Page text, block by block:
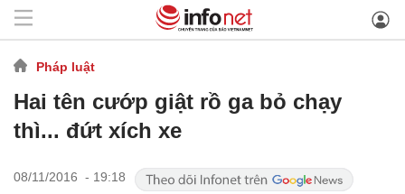
Pháp luật
Hai tên cướp giật rồ ga bỏ chạy
thì... đứt xích xe
08/11/2016 - 19:18